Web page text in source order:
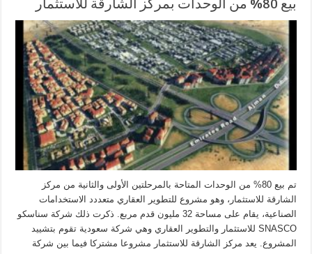
بيع 80% من الوحدات بمركز الشارقة للاستثمار
تم بيع 80% من الوحدات المتاحة بالمرحلتين الأولى والثانية من مركز
الشارقة للاستثمار، وهو مشروع للتطوير العقاري متعددد الاستخدامات
الصناعية، يقام على مساحة 32 مليون قدم مربع. ذكرت ذلك شركة سناسكو
SNASCO للاستثمار والتطوير العقاري وهي شركة سعودية تقوم بتشييد
المشروع. يعد مركز الشارقة للاستثمار مشروعا مشتركا فيما بين شركة